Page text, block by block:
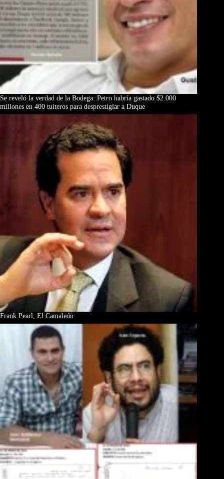
Se reveló la verdad de la Bodega: Petro habría gastado $2.000
millones en 400 tuiteros para desprestigiar a Duque
Frank Pearl, El Camaleón